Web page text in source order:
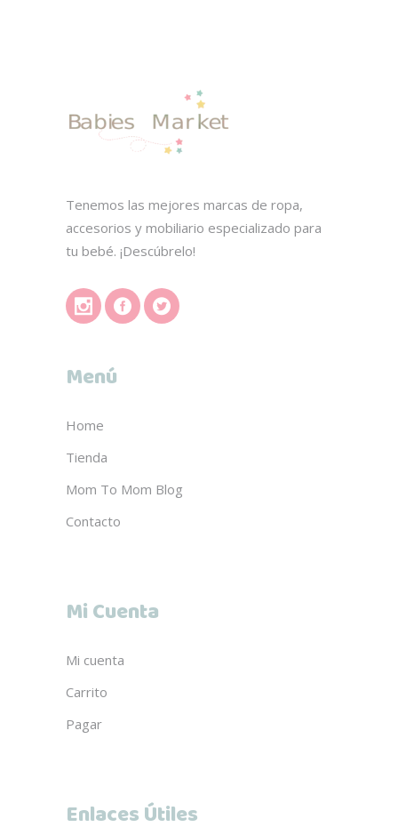
Tenemos las mejores marcas de ropa,
accesorios y mobiliario especializado para
tu bebé. ¡Descúbrelo!
Menú
Home
Tienda
Mom To Mom Blog
Contacto
Mi Cuenta
Mi cuenta
Carrito
Pagar
Enlaces Útiles